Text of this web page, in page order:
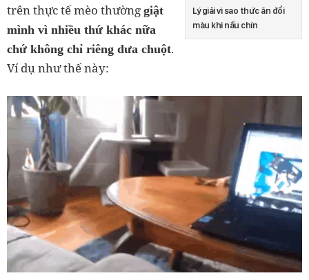
Lý giải vì sao thức ăn đổi
màu khi nấu chín
trên thực tế mèo thường giật
mình vì nhiều thứ khác nữa
chứ không chỉ riêng dưa chuột.
Ví dụ như thế này: